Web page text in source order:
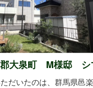
郡大泉町 M様邸 シ
抜根作業
だいたのは、群馬県邑